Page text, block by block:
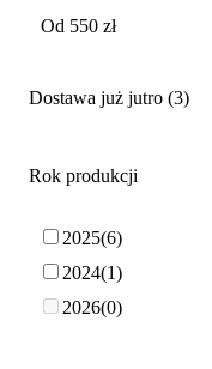
Dostawa już jutro 3
Rok produkcji
2025 6
2024 1
2026 0